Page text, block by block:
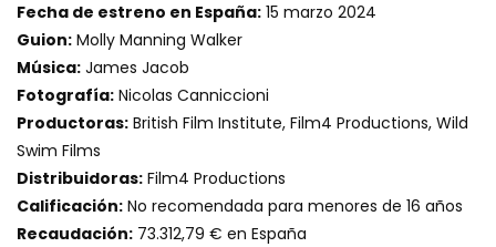
Fecha de estreno en España: 15 marzo 2024
Guion: Molly Manning Walker
Música: James Jacob
Fotografía: Nicolas Canniccioni
Productoras: British Film Institute, Film4 Productions, Wild
Swim Films
Distribuidoras: Film4 Productions
Calificación: No recomendada para menores de 16 años
Recaudación: 73.312,79 € en España